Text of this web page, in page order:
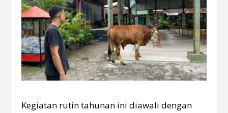
Kegiatan rutin tahunan ini diawali dengan